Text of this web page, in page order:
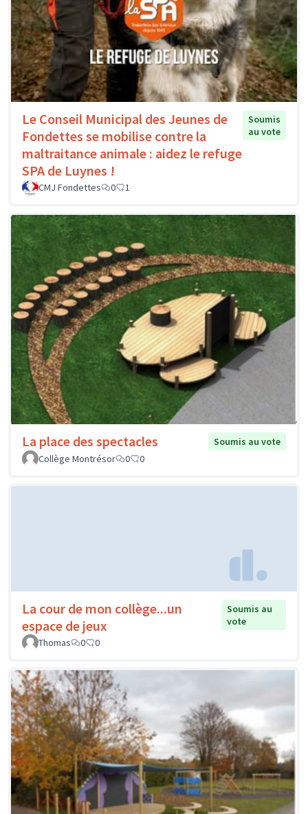
Le Conseil Municipal des Jeunes de
Fondettes se mobilise contre la
maltraitance animale : aidez le refuge
SPA de Luynes !
Soumis
au vote
CMJ Fondettes 0 1
La place des spectacles
Soumis au vote
Collège Montrésor
0 0
La cour de mon collège...un
espace de jeux
Soumis au
vote
Thomas
0 0